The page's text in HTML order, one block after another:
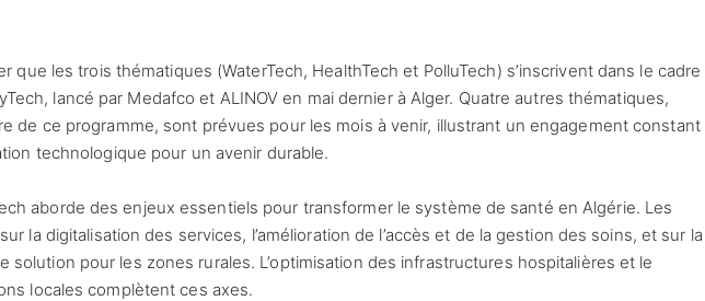
que les trois thématiques (WaterTech, HealthTech et PolluTech) s’inscrivent dans le cadre
lancé par Medafco et ALINOV en mai dernier à Alger. Quatre autres thématiques,
de ce programme, sont prévues pour les mois à venir, illustrant un engagement constant
technologique pour un avenir durable.
aborde des enjeux essentiels pour transformer le système de santé en Algérie. Les
la digitalisation des services, l’amélioration de l’accès et de la gestion des soins, et sur la
solution pour les zones rurales. L’optimisation des infrastructures hospitalières et le
locales complètent ces axes.